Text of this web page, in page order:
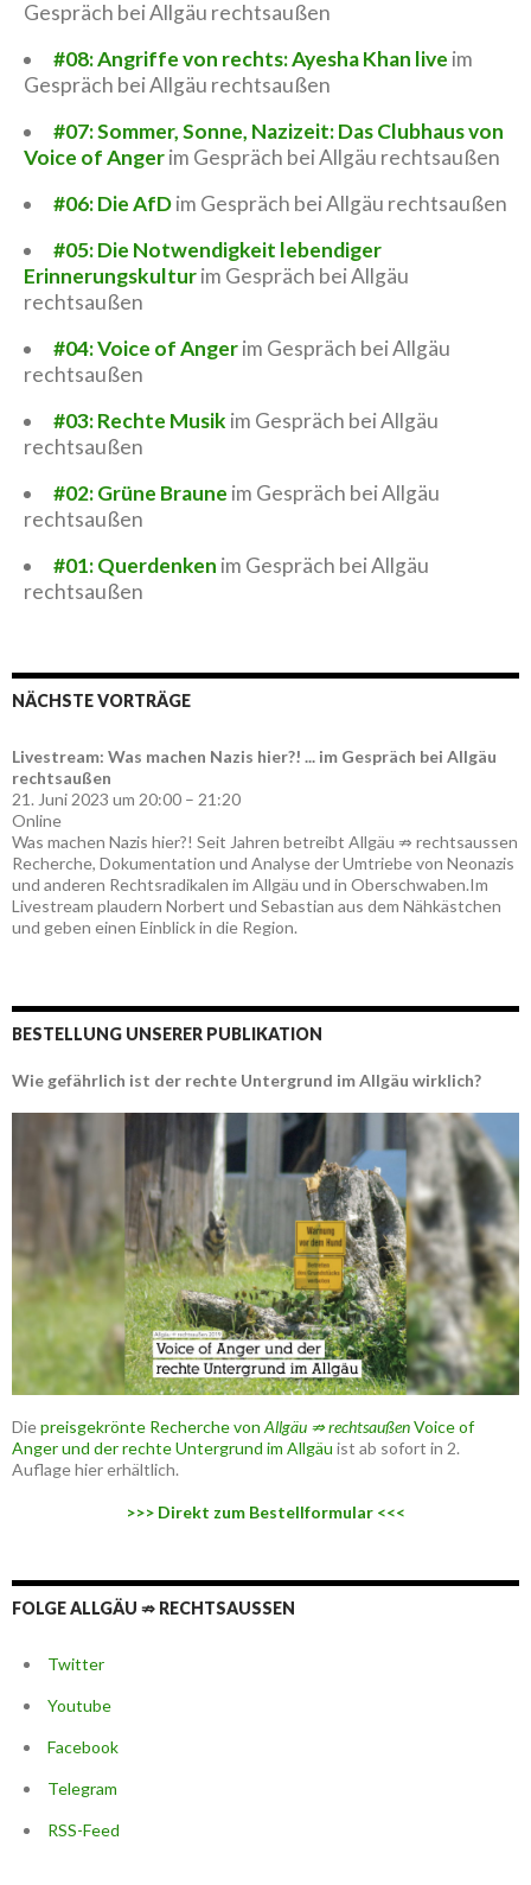
Gespräch bei Allgäu rechtsaußen
#08: Angriffe von rechts: Ayesha Khan live im
Gespräch bei Allgäu rechtsaußen
#07: Sommer, Sonne, Nazizeit: Das Clubhaus von
Voice of Angerim Gespräch bei Allgäu rechtsaußen
#06: Die AfDim Gespräch bei Allgäu rechtsaußen
#05: Die Notwendigkeit lebendiger
Erinnerungskulturim Gespräch bei Allgäu
rechtsaußen
#04: Voice of Angerim Gespräch bei Allgäu
rechtsaußen
#03: Rechte Musik im Gespräch bei Allgäu
rechtsaußen
#02: Grüne Braune im Gespräch bei Allgäu
rechtsaußen
#01: Querdenken im Gespräch bei Allgäu
rechtsaußen
NÄCHSTE VORTRÄGE
Livestream: Was machen Nazis hier?! ... im Gespräch bei Allgäu
rechtsaußen
21. Juni 2023 um 20:00 – 21:20
Online
Was machen Nazis hier?! Seit Jahren betreibt Allgäu ⇏ rechtsaussen
Recherche, Dokumentation und Analyse der Umtriebe von Neonazis
und anderen Rechtsradikalen im Allgäu und in Oberschwaben.Im
Livestream plaudern Norbert und Sebastian aus dem Nähkästchen
und geben einen Einblick in die Region.
BESTELLUNG UNSERER PUBLIKATION
Wie gefährlich ist der rechte Untergrund im Allgäu wirklich?
Diepreisgekrönte Recherche von Allgäu ⇏ rechtsaußenVoice of
Anger und der rechte Untergrund im Allgäu ist ab sofort in 2.
Auflage hier erhältlich.
>>> Direkt zum Bestellformular <<<
FOLGE ALLGÄU ⇏ RECHTSAUSSEN
Twitter
Youtube
Facebook
Telegram
RSS-Feed